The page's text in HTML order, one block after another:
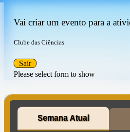
Vai criar um evento para a
Clube das Ciências
Please select form to show
Sair
Semana Atual